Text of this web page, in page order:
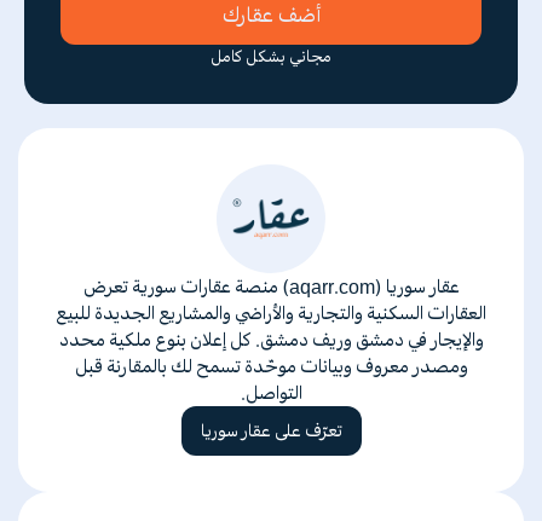
أضف عقارك
مجاني بشكل كامل
عقار سوريا (aqarr.com) منصة عقارات سورية تعرض
العقارات السكنية والتجارية والأراضي والمشاريع الجديدة للبيع
والإيجار في دمشق وريف دمشق. كل إعلان بنوع ملكية محدد
ومصدر معروف وبيانات موحّدة تسمح لك بالمقارنة قبل
التواصل.
تعرّف على عقار سوريا